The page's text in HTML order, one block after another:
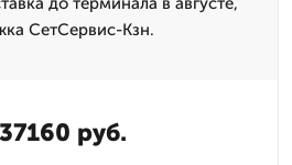
СетСервис-Кзн.
руб.